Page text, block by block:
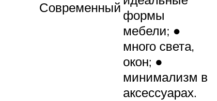
Современный формы
мебели; ●
много света,
окон; ●
минимализм в
аксессуарах.